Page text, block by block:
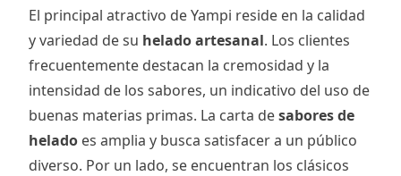
El principal atractivo de Yampi reside en la calidad
y variedad de su helado artesanal. Los clientes
frecuentemente destacan la cremosidad y la
intensidad de los sabores, un indicativo del uso de
buenas materias primas. La carta desabores de
helado es amplia y busca satisfacer a un público
diverso. Por un lado, se encuentran los clásicos